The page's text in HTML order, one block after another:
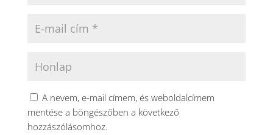
A nevem, e-mail címem, és weboldalcímem
mentése a böngészőben a következő
hozzászólásomhoz.